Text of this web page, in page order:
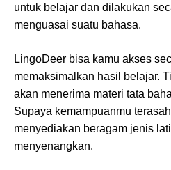
untuk belajar dan dilakukan
menguasai suatu bahasa.
LingoDeer bisa kamu akses
memaksimalkan hasil belajar.
akan menerima materi tata
Supaya kemampuanmu
menyediakan beragam jenis
menyenangkan.